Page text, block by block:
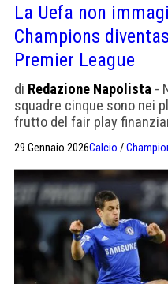
La Uefa non
Champions
Premier League
di Redazione Napolista -
squadre cinque sono nei
frutto del fair play
29 Gennaio 2026Calcio /